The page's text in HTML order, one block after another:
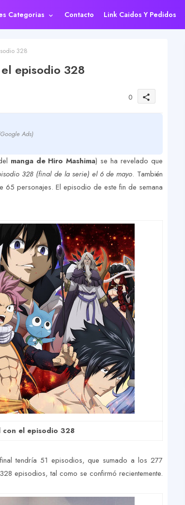
Categorias Contacto Link Caidos Y Pedidos
328
episodio 328
0 share
Ads)
manga de Hiro Mashima) se ha revelado que
328 (final de la serie) el 6 de mayo. También
65 personajes. El episodio de este fin de semana
con el episodio 328
tendría 51 episodios, que sumado a los 277
episodios, tal como se confirmó recientemente.